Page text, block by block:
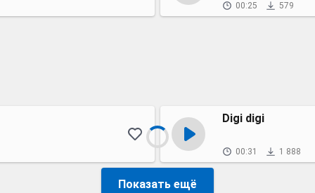
00:25 579
Digi digi
00:31 1 888
Показать ещё